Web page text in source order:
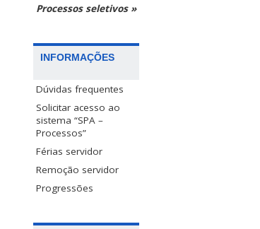
Processos seletivos »
INFORMAÇÕES
Dúvidas frequentes
Solicitar acesso ao
sistema “SPA –
Processos”
Férias servidor
Remoção servidor
Progressões